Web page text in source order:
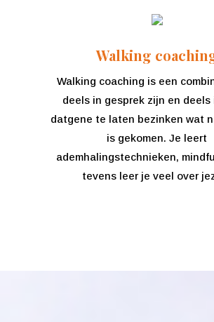
Walking
Walking coaching is een
deels in gesprek zijn en
datgene te laten bezinken wat
is gekomen. Je leert
ademhalingstechnieken,
tevens leer je veel over